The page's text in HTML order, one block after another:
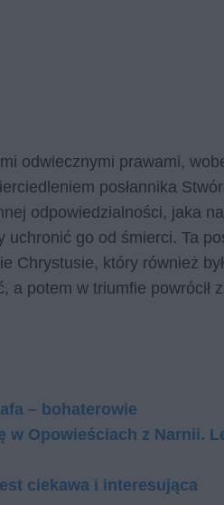
odwiecznymi prawami,
posłannika
odpowiedzialności, jaka
uchronić go od śmierci. Ta
Chrystusie, który również
a potem w triumfie powrócił
– bohaterowie
w Opowieściach z Narnii.
ciekawa i interesująca